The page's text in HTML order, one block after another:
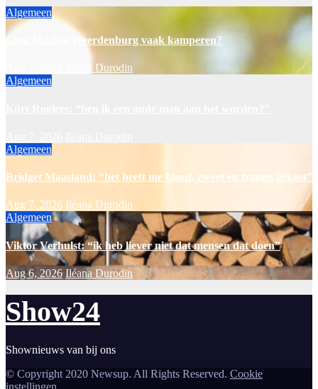
Algemeen
Ging Marlijn Weerdenburg vaak kamperen?
Iléana Durodin
Algemeen
Algemeen
Bridget Maasland: “het heeft me bloed, zweet en tranen gekost”
Aug 7, 2026 Iléana Durodin
Algemeen
Viktor Verhulst: “ik heb liever niet dat mensen dat doen”
Aug 6, 2026 Iléana Durodin
Show24
Shownieuws van bij ons
© Copyright 2020 Newsup. All Rights Reserved. Cookie
instellingen